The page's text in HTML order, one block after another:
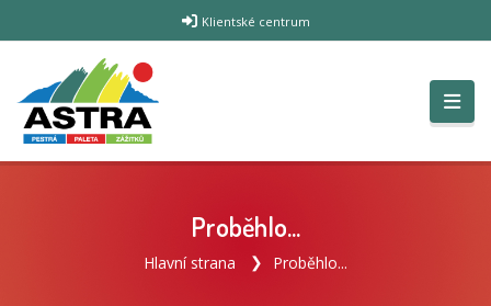
Klientské centrum
Proběhlo...
Hlavní strana Proběhlo...